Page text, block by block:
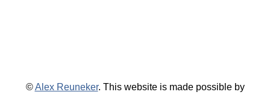
©Alex Reuneker. This website is made possible by